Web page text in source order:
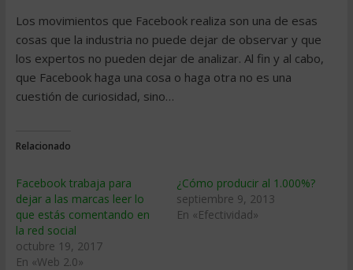
Los movimientos que Facebook realiza son una de esas
cosas que la industria no puede dejar de observar y que
los expertos no pueden dejar de analizar. Al fin y al cabo,
que Facebook haga una cosa o haga otra no es una
cuestión de curiosidad, sino…
Relacionado
Facebook trabaja para
dejar a las marcas leer lo
que estás comentando en
la red social
octubre 19, 2017
En «Web 2.0»
¿Cómo producir al 1.000%?
septiembre 9, 2013
En «Efectividad»